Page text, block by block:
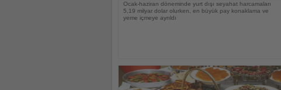
Ocak-haziran döneminde yurt dışı seyahat harcamaları
5,19 milyar dolar olurken, en büyük pay konaklama ve
yeme içmeye ayrıldı